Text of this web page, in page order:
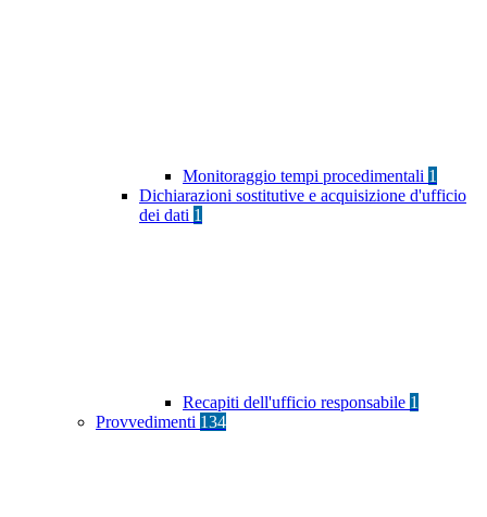
Monitoraggio tempi procedimentali 1
Dichiarazioni sostitutive e acquisizione d'ufficio
dei dati 1
Recapiti dell'ufficio responsabile 1
Provvedimenti 134